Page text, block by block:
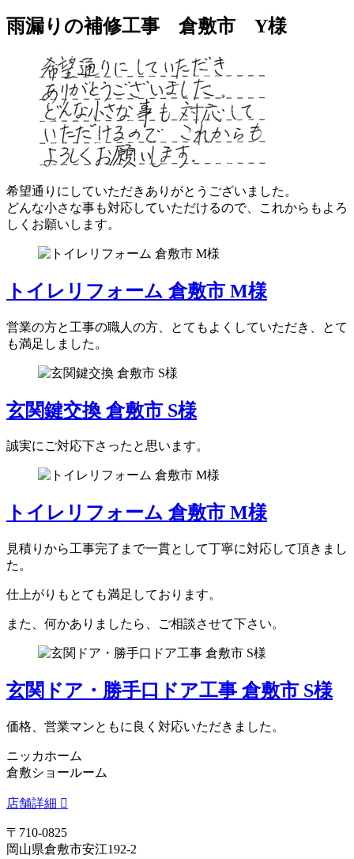
雨漏りの補修工事 倉敷市 Y様
希望通りにしていただきありがとうございました。
どんな小さな事も対応していただけるので、これからもよろ
しくお願いします。
トイレリフォーム 倉敷市 M様
営業の方と工事の職人の方、とてもよくしていただき、とて
も満足しました。
玄関鍵交換 倉敷市 S様
誠実にご対応下さったと思います。
トイレリフォーム 倉敷市 M様
見積りから工事完了まで一貫として丁寧に対応して頂きまし
た。
仕上がりもとても満足しております。
また、何かありましたら、ご相談させて下さい。
玄関ドア・勝手口ドア工事 倉敷市 S様
価格、営業マンともに良く対応いただきました。
ニッカホーム
倉敷ショールーム
店舗詳細
〒710-0825
岡山県倉敷市安江192-2